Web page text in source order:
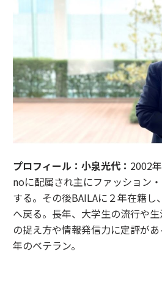
プロフィール： 小泉光代： 2002
noに配属され主にファッション
する。その後BAILAに２年在籍
へ戻る。長年、大学生の流行や
の捉え方や情報発信力に定評が
年のベテラン。